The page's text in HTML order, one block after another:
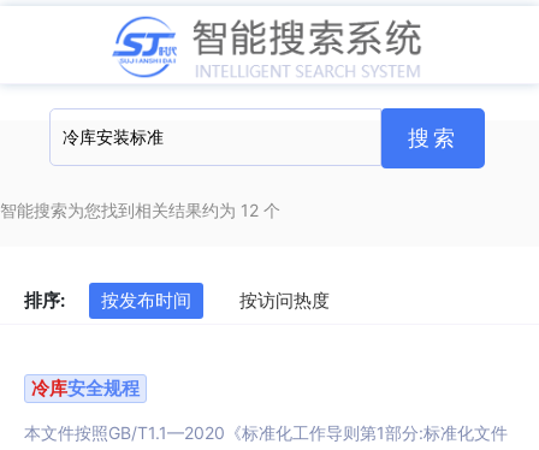
智能搜索为您找到相关结果约为 12 个
排序: 按发布时间 按访问热度
冷库安全规程
本文件按照GB/T1.1—2020《标准化工作导则第1部分:标准化文件